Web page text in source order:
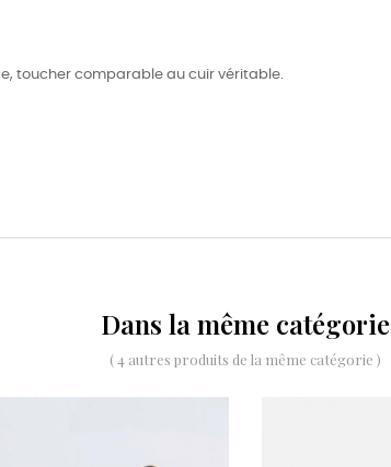
toucher comparable au cuir véritable.
Dans la même catégorie
( 4 autres produits de la même catégorie )